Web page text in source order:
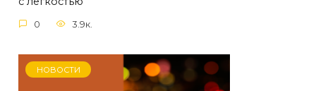
0 3.9к.
НОВОСТИ